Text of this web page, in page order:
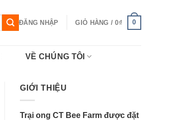
ĐĂNG NHẬP GIỎ HÀNG /0₫ 0
VỀ CHÚNG TÔI
GIỚI THIỆU
Trại ong CT Bee Farm được đặt